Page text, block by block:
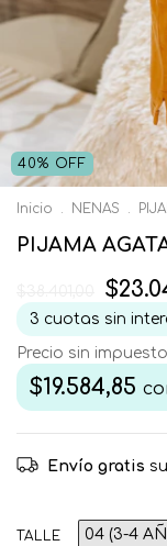
40% OFF
Inicio . NENAS .
PIJAMA
3 cuotas sin
Precio sin
$19.584,85
Envío gratis
TALLE 04 (3-4